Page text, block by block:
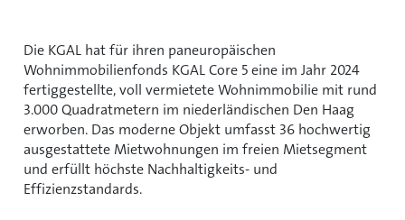
Die KGAL hat für ihren paneuropäischen
Wohnimmobilienfonds KGAL Core 5 eine im Jahr 2024
fertiggestellte, voll vermietete Wohnimmobilie mit rund
3.000 Quadratmetern im niederländischen Den Haag
erworben. Das moderne Objekt umfasst 36 hochwertig
ausgestattete Mietwohnungen im freien Mietsegment
und erfüllt höchste Nachhaltigkeits- und
Effizienzstandards.